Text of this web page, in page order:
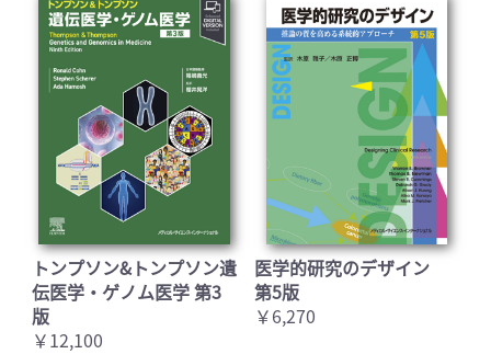
トンプソン&トンプソン遺
伝医学・ゲノム医学 第3
版
￥12,100
医学的研究のデザイン
第5版
￥6,270